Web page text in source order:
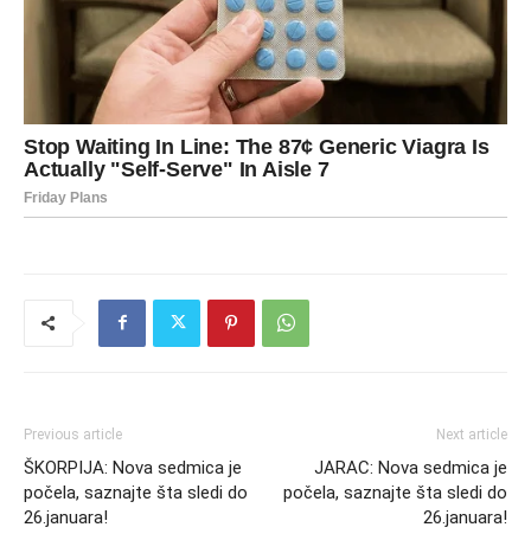
Previous article
ŠKORPIJA: Nova sedmica je
počela, saznajte šta sledi do
26.januara!
Next article
JARAC: Nova sedmica je
počela, saznajte šta sledi do
26.januara!